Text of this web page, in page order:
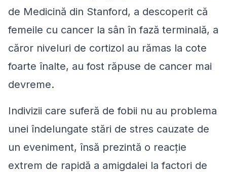
de Medicină din Stanford, a descoperit că
femeile cu cancer la sân în fază terminală, a
căror niveluri de cortizol au rămas la cote
foarte înalte, au fost răpuse de cancer mai
devreme.
Indivizii care suferă de fobii nu au problema
unei îndelungate stări de stres cauzate de
un eveniment, însă prezintă o reacție
extrem de rapidă a amigdalei la factori de